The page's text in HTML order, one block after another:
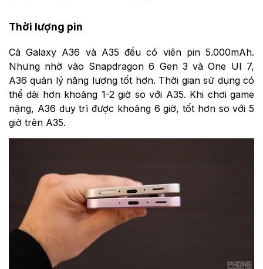
Thời lượng pin
Cả Galaxy A36 và A35 đều có viên pin 5.000mAh.
Nhưng nhờ vào Snapdragon 6 Gen 3 và One UI 7,
A36 quản lý năng lượng tốt hơn. Thời gian sử dụng có
thể dài hơn khoảng 1-2 giờ so với A35. Khi chơi game
nặng, A36 duy trì được khoảng 6 giờ, tốt hơn so với 5
giờ trên A35.